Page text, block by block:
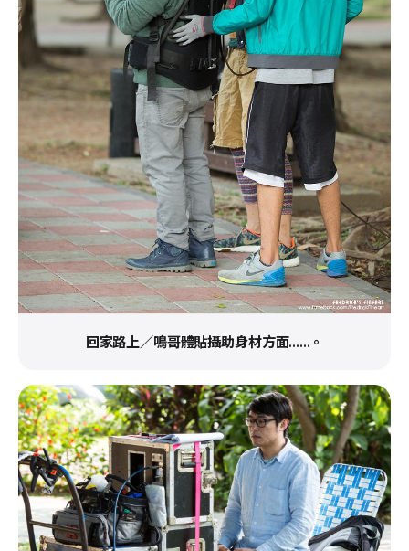
回家路上／鳴哥體貼攝助身材方面......。